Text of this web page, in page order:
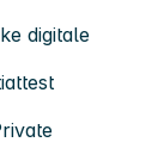
digitale